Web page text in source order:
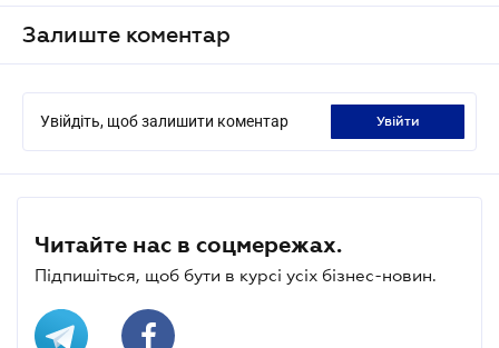
Залиште коментар
Увійдіть, щоб залишити коментар увійти
Читайте нас в соцмережах.
Підпишіться, щоб бути в курсі усіх бізнес-новин.